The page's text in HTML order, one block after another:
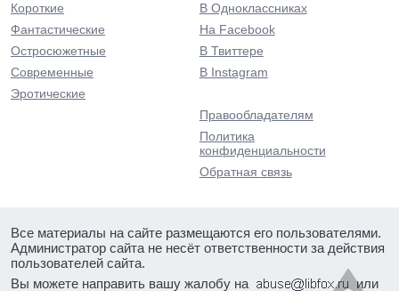
Короткие
Фантастические
Остросюжетные
Современные
Эротические
В Одноклассниках
На Facebook
В Твиттере
В Instagram
Правообладателям
Политика
конфиденциальности
Обратная связь
Все материалы на сайте размещаются его пользователями.
Администратор сайта не несёт ответственности за действия
пользователей сайта.
Вы можете направить вашу жалобу на
или